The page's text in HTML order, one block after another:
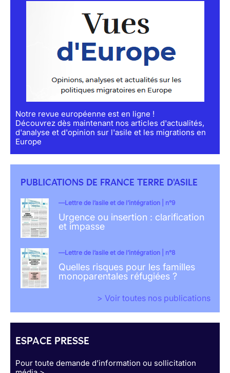
Notre revue européenne est en ligne !
Découvrez dès maintenant nos articles d'actualités,
d'analyse et d'opinion sur l'asile et les migrations en
Europe
PUBLICATIONS DE FRANCE TERRE D'ASILE
Lettre de l’asile et de l’intégration | n°9
Urgence ou insertion : clarification
et impasse
Lettre de l’asile et de l’intégration | n°8
Quelles risques pour les familles
monoparentales réfugiées ?
> Voir toutes nos publications
ESPACE PRESSE
Pour toute demande d’information ou sollicitation